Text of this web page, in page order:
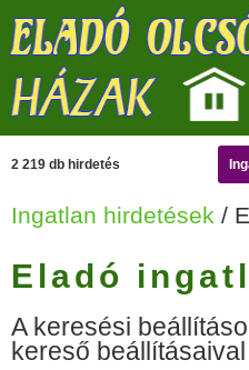
2 219 db hirdetés
Ingatlan hirdetések /
Eladó
A keresési
kereső